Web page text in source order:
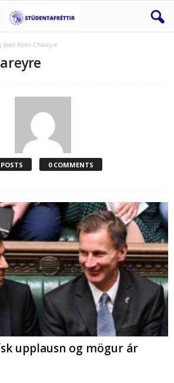
Jean Rémi Chareyre
0 COMMENTS
upplausn og mögur ár